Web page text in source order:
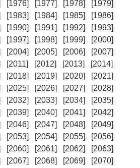
[1976] [1977] [1978]
[1979]
[1983] [1984] [1985]
[1986]
[1990] [1991] [1992]
[1993]
[1997] [1998] [1999]
[2000]
[2004] [2005] [2006]
[2007]
[2011] [2012] [2013]
[2014]
[2018] [2019] [2020]
[2021]
[2025] [2026] [2027]
[2028]
[2032] [2033] [2034]
[2035]
[2039] [2040] [2041]
[2042]
[2046] [2047] [2048]
[2049]
[2053] [2054] [2055]
[2056]
[2060] [2061] [2062]
[2063]
[2067] [2068] [2069]
[2070]